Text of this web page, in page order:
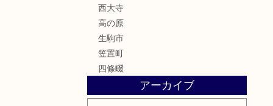
西大寺
高の原
生駒市
笠置町
四條畷
アーカイブ